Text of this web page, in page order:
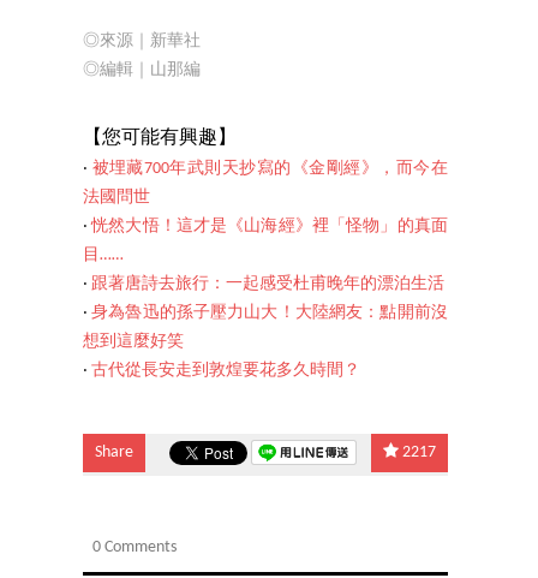
◎來源｜新華社
◎編輯｜山那編
【您可 能有興趣】
‧ 被埋藏700年武則天抄寫的《金剛經》，而今在
法國問世
‧恍然大悟！這才是《山海經》裡「怪物」的真面
目……
‧ 跟著唐詩去旅行：一起感受杜甫晚年的漂泊生活
‧身為魯迅的孫子壓力山大！大陸網友：點開前沒
想到這麼好笑
‧ 古代從長安走到敦煌要花多久時間？
Share 2217
0 Comments